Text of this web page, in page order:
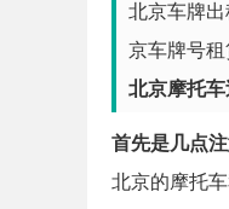
北京车牌
京车牌号
北京摩托
首先是几点
北京的摩托